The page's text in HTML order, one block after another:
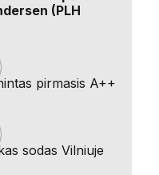
(PLH
pirmasis A++
sodas Vilniuje